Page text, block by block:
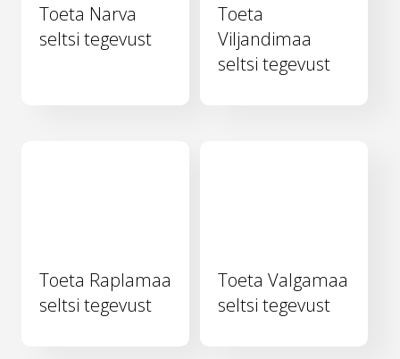
Toeta Narva
seltsi tegevust
Toeta
Viljandimaa
seltsi tegevust
Toeta Raplamaa
seltsi tegevust
Toeta Valgamaa
seltsi tegevust